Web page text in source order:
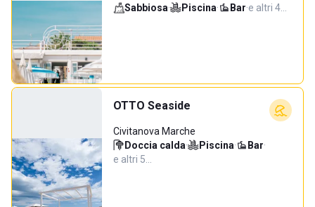
Sabbiosa· Piscina· Bar·e altri 4…
OTTO Seaside
Civitanova Marche
Doccia calda· Piscina· Bar·
e altri 5…